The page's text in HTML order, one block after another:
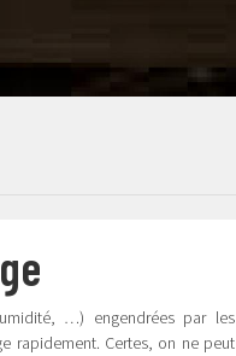
…) engendrées par les
rapidement. Certes, on ne peut